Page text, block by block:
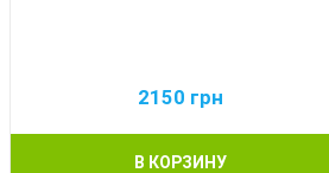
2150 грн
В КОРЗИНУ